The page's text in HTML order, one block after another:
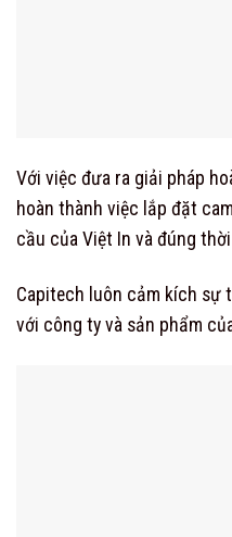
Với việc đưa ra giải pháp
hoàn thành việc lắp đặt
cầu của Việt In và đúng
Capitech luôn cảm kích sự
với công ty và sản phẩm